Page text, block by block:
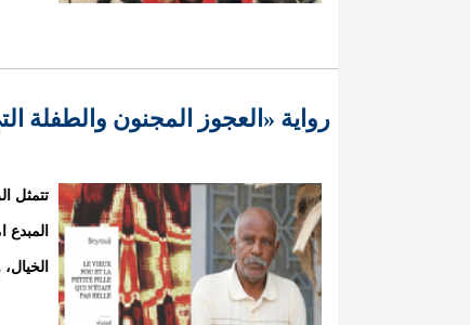
رواية «العجوز المجنون والطفلة
تتمثل